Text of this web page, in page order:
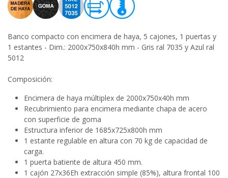
Banco compacto con encimera de haya, 5 cajones, 1 puertas y
1 estantes - Dim.: 2000x750x840h mm - Gris ral 7035 y Azul ral
5012
Composición:
Encimera de haya múltiplex de 2000x750x40h mm
Recubrimiento para encimera mediante chapa de acero
con superficie de goma
Estructura inferior de 1685x725x800h mm
1 estante regulable en altura con 70 kg de capacidad de
carga.
1 puerta batiente de altura 450 mm.
1 cajón 27x36Eh extracción simple (85%), altura frontal 100